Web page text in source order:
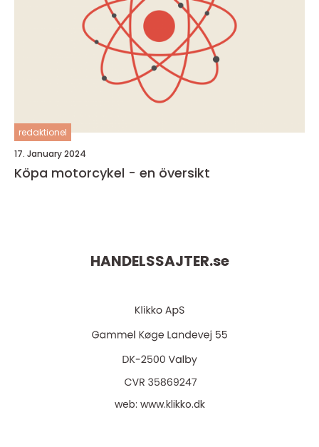
redaktionel
17. January 2024
Köpa motorcykel - en översikt
HANDELSSAJTER.se
web: www.klikko.dk